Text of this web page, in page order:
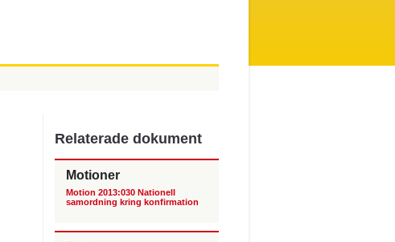
Relaterade dokument
Motioner
Motion 2013:030 Nationell
samordning kring konfirmation